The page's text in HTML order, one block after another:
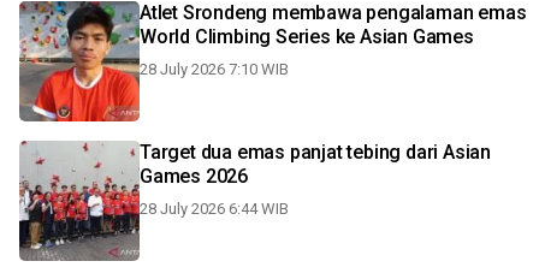
Atlet Srondeng membawa pengalaman emas
World Climbing Series ke Asian Games
28 July 2026 7:10 WIB
Target dua emas panjat tebing dari Asian
Games 2026
28 July 2026 6:44 WIB